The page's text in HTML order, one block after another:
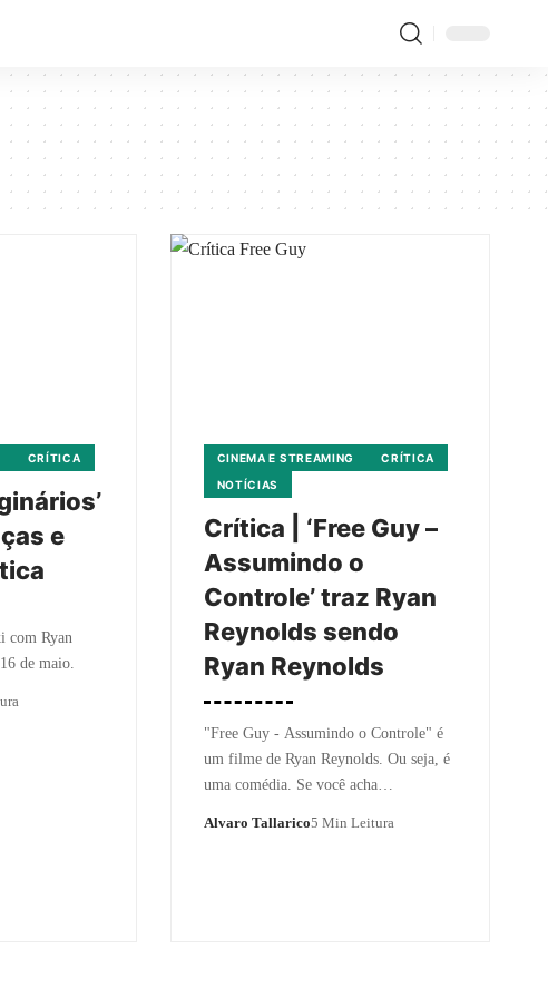
CRÍTICA
e
com Ryan
de maio.
CINEMA E STREAMING
CRÍTICA
NOTÍCIAS
Crítica | ‘Free Guy –
Assumindo o
Controle’ traz Ryan
Reynolds sendo
Ryan Reynolds
"Free Guy - Assumindo o Controle" é
um filme de Ryan Reynolds. Ou seja, é
uma comédia. Se você acha…
Alvaro Tallarico5 Min Leitura